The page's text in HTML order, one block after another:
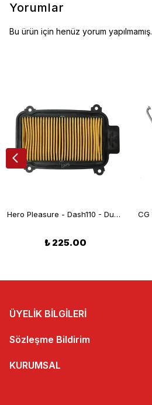
Yorumlar
Bu ürün için henüz yorum yapılmamış.
Hero Pleasure - Dash110 - Duet Hava Filtresi
₺ 225.00
ÜYELİK BİLGİLERİ
Sözleşme Bildirim
KURUMSAL